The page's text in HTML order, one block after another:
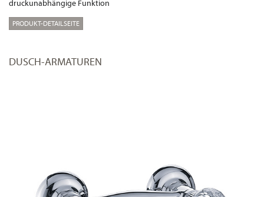
druckunabhängige Funktion
PRODUKT-DETAILSEITE
DUSCH-ARMATUREN